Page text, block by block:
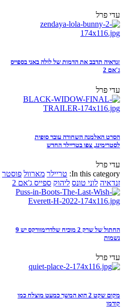
עדי פרל
זנדאיה תדבב את הדמות של לולה באני בספייס
ג'אם 2
עדי פרל
הסרט האלמנה השחורה עובר סופית
לסטרימינג, צפו בטריילר החדש
עדי פרל
In this category: טריילר מארוול פוסטר
זנדאיה לוני טונס ליהוק ספייס ג'אם 2
החתול של שרק 2 מוכיח שלדרימוורקס יש 9
נשמות
עדי פרל
מקום שקט 2 הוא המשך כמעט מוצלח כמו
קודמו